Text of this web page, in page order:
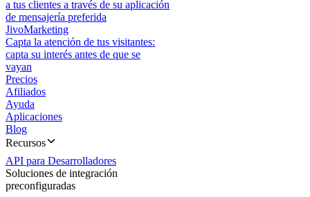
a tus clientes a través de su aplicación
de mensajería preferida
JivoMarketing
Capta la atención de tus visitantes:
capta su interés antes de que se
vayan
Precios
Afiliados
Ayuda
Aplicaciones
Blog
Recursos
API para Desarrolladores
Soluciones de integración
preconfiguradas